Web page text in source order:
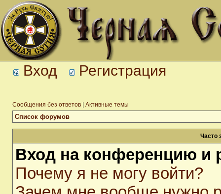
Вход Регистрация
Сообщения без ответов Активные темы
Список форумов
Часто
Вход на конференцию и
Почему я не могу войти?